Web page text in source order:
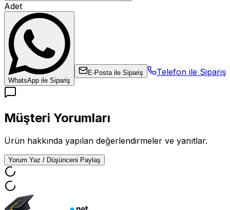
Adet
WhatsApp ile Sipariş
E-Posta ile Sipariş Telefon ile Sipariş
Müşteri Yorumları
Ürün hakkında yapılan değerlendirmeler ve yanıtlar.
Yorum Yaz / Düşünceni Paylaş